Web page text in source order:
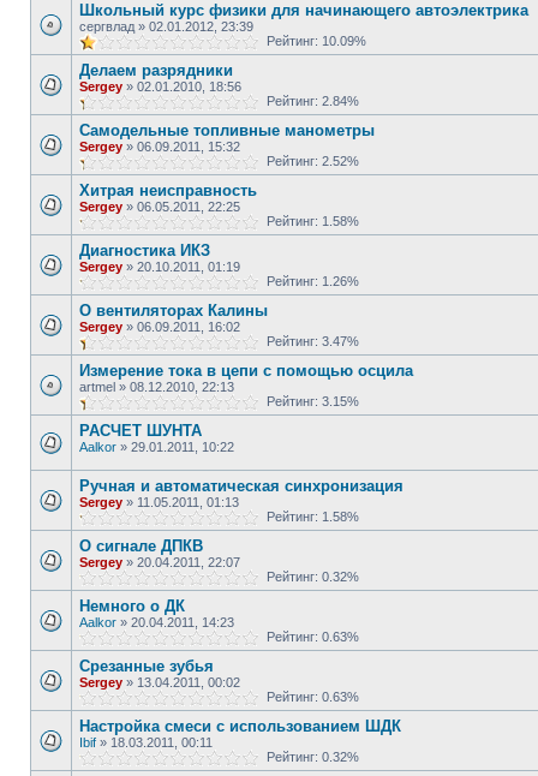
Школьный курс физики для начинающего автоэлектрика
сергвлад » 02.01.2012, 23:39
Рейтинг: 10.09%
Делаем разрядники
Sergey » 02.01.2010, 18:56
Рейтинг: 2.84%
Самодельные топливные манометры
Sergey » 06.09.2011, 15:32
Рейтинг: 2.52%
Хитрая неисправность
Sergey » 06.05.2011, 22:25
Рейтинг: 1.58%
Диагностика ИКЗ
Sergey » 20.10.2011, 01:19
Рейтинг: 1.26%
О вентиляторах Калины
Sergey » 06.09.2011, 16:02
Рейтинг: 3.47%
Измерение тока в цепи с помощью осцила
artmel » 08.12.2010, 22:13
Рейтинг: 3.15%
РАСЧЕТ ШУНТА
Aalkor » 29.01.2011, 10:22
Ручная и автоматическая синхронизация
Sergey » 11.05.2011, 01:13
Рейтинг: 1.58%
О сигнале ДПКВ
Sergey » 20.04.2011, 22:07
Рейтинг: 0.32%
Немного о ДК
Aalkor » 20.04.2011, 14:23
Рейтинг: 0.63%
Срезанные зубья
Sergey » 13.04.2011, 00:02
Рейтинг: 0.63%
Настройка смеси с использованием ШДК
Ibif » 18.03.2011, 00:11
Рейтинг: 0.32%